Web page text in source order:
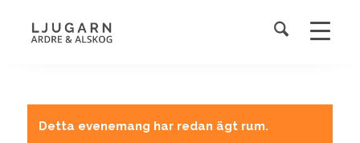
Detta evenemang har redan ägt rum.